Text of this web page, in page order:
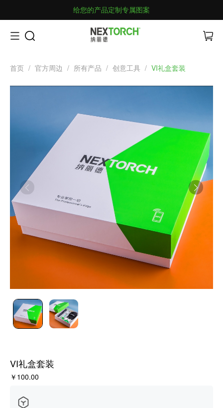
给您的产品定制专属图案
首页 / 官方周边 / 所有产品 / 创意工具 / VI礼盒套装
VI礼盒套装
￥100.00